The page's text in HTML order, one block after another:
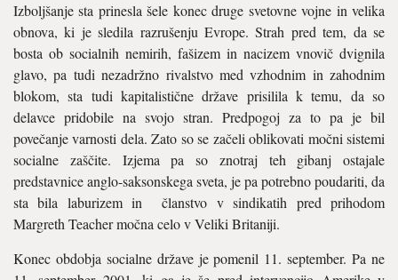
Izboljšanje sta prinesla šele konec druge svetovne vojne in velika
obnova, ki je sledila razrušenju Evrope. Strah pred tem, da se
bosta ob socialnih nemirih, fašizem in nacizem vnovič dvignila
glavo, pa tudi nezadržno rivalstvo med vzhodnim in zahodnim
blokom, sta tudi kapitalistične države prisilila k temu, da so
delavce pridobile na svojo stran. Predpogoj za to pa je bil
povečanje varnosti dela. Zato so se začeli oblikovati močni sistemi
socialne zaščite. Izjema pa so znotraj teh gibanj ostajale
predstavnice anglo-saksonskega sveta, je pa potrebno poudariti, da
sta bila laburizem in članstvo v sindikatih pred prihodom
Margreth Teacher močna celo v Veliki Britaniji.
Konec obdobja socialne države je pomenil 11. september. Pa ne